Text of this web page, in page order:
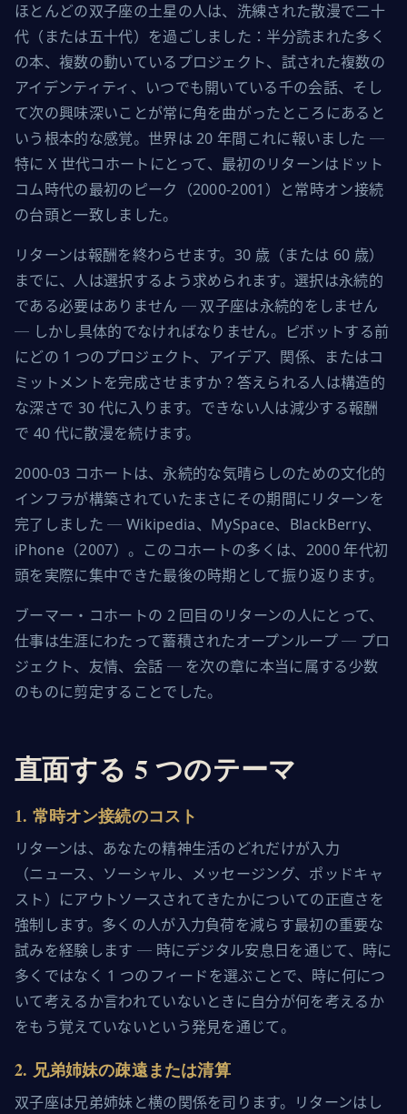
ほとんどの双子座の土星の人は、洗練された散漫で二十
代（または五十代）を過ごしました：半分読まれた多く
の本、複数の動いているプロジェクト、試された複数の
アイデンティティ、いつでも開いている千の会話、そし
て次の興味深いことが常に角を曲がったところにあると
いう根本的な感覚。世界は 20 年間これに報いました ─
特に X 世代コホートにとって、最初のリターンはドット
コム時代の最初のピーク（2000-2001）と常時オン接続
の台頭と一致しました。
リターンは報酬を終わらせます。30 歳（または 60 歳）
までに、人は選択するよう求められます。選択は永続的
である必要はありません ─ 双子座は永続的をしません
─ しかし具体的でなければなりません。ピボットする前
にどの 1 つのプロジェクト、アイデア、関係、またはコ
ミットメントを完成させますか？答えられる人は構造的
な深さで 30 代に入ります。できない人は減少する報酬
で 40 代に散漫を続けます。
2000-03 コホートは、永続的な気晴らしのための文化的
インフラが構築されていたまさにその期間にリターンを
完了しました ─ Wikipedia、MySpace、BlackBerry、
iPhone（2007）。このコホートの多くは、2000 年代初
頭を実際に集中できた最後の時期として振り返ります。
ブーマー・コホートの 2 回目のリターンの人にとって、
仕事は生涯にわたって蓄積されたオープンループ ─ プロ
ジェクト、友情、会話 ─ を次の章に本当に属する少数
のものに剪定することでした。
直面する 5 つのテーマ
1. 常時オン接続のコスト
リターンは、あなたの精神生活のどれだけが入力
（ニュース、ソーシャル、メッセージング、ポッドキャ
スト）にアウトソースされてきたかについての正直さを
強制します。多くの人が入力負荷を減らす最初の重要な
試みを経験します ─ 時にデジタル安息日を通じて、時に
多くではなく 1 つのフィードを選ぶことで、時に何につ
いて考えるか言われていないときに自分が何を考えるか
をもう覚えていないという発見を通じて。
2. 兄弟姉妹の疎遠または清算
双子座は兄弟姉妹と横の関係を司ります。リターンはし